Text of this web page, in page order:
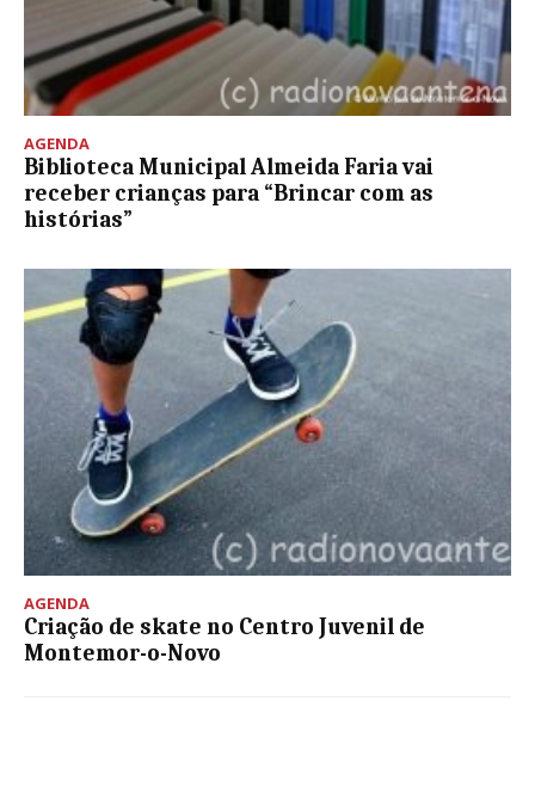
AGENDA
Biblioteca Municipal Almeida Faria vai
receber crianças para “Brincar com as
histórias”
AGENDA
Criação de skate no Centro Juvenil de
Montemor-o-Novo